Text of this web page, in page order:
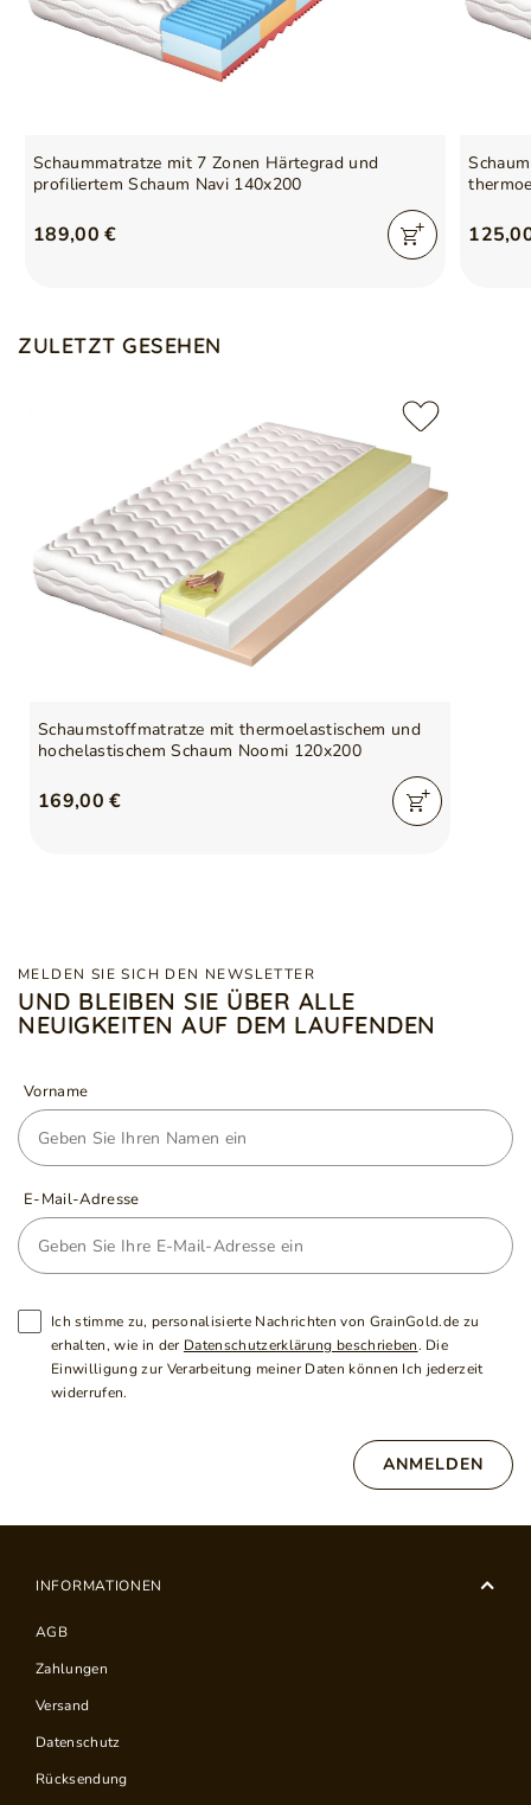
Körperunterstützung und hohe Formbeständigkeit
Schaummatratze mit 7 Zonen Härtegrad und
profiliertem Schaum Navi 140x200
189,00 €
ZULETZT GESEHEN
Schaumstoffmatratze mit thermoelastischem und
hochelastischem Schaum Noomi 120x200
169,00 €
MELDEN SIE SICH DEN NEWSLETTER
UND BLEIBEN SIE ÜBER ALLE
NEUIGKEITEN AUF DEM LAUFENDEN
Vorname
E-Mail-Adresse
Ich stimme zu, personalisierte Nachrichten von GrainGold.de zu
erhalten, wie in der Datenschutzerklärung beschrieben. Die
Einwilligung zur Verarbeitung meiner Daten können Ich jederzeit
widerrufen.
ANMELDEN
INFORMATIONEN
AGB
Zahlungen
Versand
Datenschutz
Rücksendung